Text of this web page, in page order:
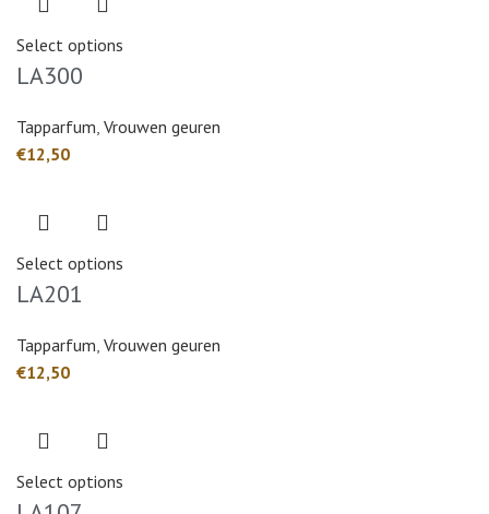
Select options
LA300
Tapparfum, Vrouwen geuren
€
Select options
LA201
Tapparfum, Vrouwen geuren
€
Select options